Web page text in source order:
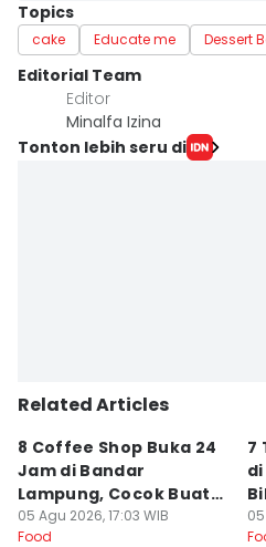
Topics
cake Educate me Dessert
Editorial Team
Editor
Minalfa Izina
Tonton lebih seru di
Related Articles
8 Coffee Shop Buka 24
Jam di Bandar
Lampung, Cocok Buat
Begadang
05 Agu 2026, 17:03 WIB
Food
7